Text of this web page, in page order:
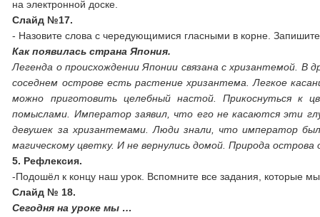
на электронной доске.
Слайд №17.
- Назовите слова с чередующимися гласными в корне.
Как появилась страна Япония.
Легенда о происхождении Японии связана с хризантемой.
соседнем острове есть растение хризантема. Легкое
можно приготовить целебный настой. Прикоснуться к
помыслами. Император заявил, что его не касаются эти
девушек за хризантемами. Люди знали, что император
магическому цветку. И не вернулись домой. Природа
5. Рефлексия.
-Подошёл к концу наш урок. Вспомните все задания, которые
Слайд № 18.
Сегодня на уроке мы …